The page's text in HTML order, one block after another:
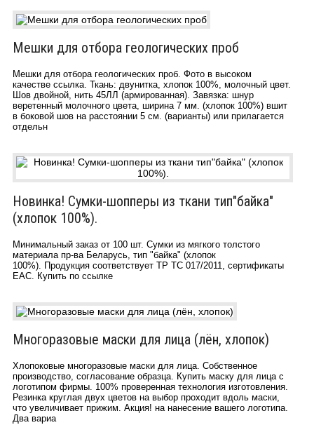
Мешки для отбора геологических проб
Мешки для отбора геологических проб. Фото в высоком
качестве ссылка. Ткань: двунитка, хлопок 100%, молочный цвет.
Шов двойной, нить 45ЛЛ (армированная). Завязка: шнур
веретенный молочного цвета, ширина 7 мм. (хлопок 100%) вшит
в боковой шов на расстоянии 5 см. (варианты) или прилагается
отдельн
Новинка! Сумки-шопперы из ткани тип"байка"
(хлопок 100%).
Минимальный заказ от 100 шт. Сумки из мягкого толстого
материала пр-ва Беларусь, тип "байка" (хлопок
100%). Продукция соответствует ТР ТС 017/2011, сертификаты
EAC. Купить по ссылке
Многоразовые маски для лица (лён, хлопок)
Хлопоковые многоразовые маски для лица. Собственное
производство, согласование образца. Купить маску для лица с
логотипом фирмы. 100% проверенная технология изготовления.
Резинка круглая двух цветов на выбор проходит вдоль маски,
что увеличивает прижим. Акция! на нанесение вашего логотипа.
Два вариа